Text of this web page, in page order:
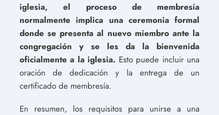
iglesia, el proceso de membresía
normalmente implica una ceremonia formal
donde se presenta al nuevo miembro ante la
congregación y se les da la bienvenida
oficialmente a la iglesia. Esto puede incluir una
oración de dedicación y la entrega de un
certificado de membresía.
En resumen, los requisitos para unirse a una